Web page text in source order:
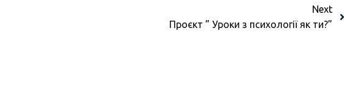
Next
Проєкт ” Уроки з психології як ти?”